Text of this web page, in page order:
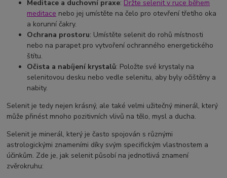
Meditace a duchovní praxe: Držte selenit v ruce během
meditace nebo jej umístěte na čelo pro otevření třetího oka
a korunní čakry.
Ochrana prostoru: Umístěte selenit do rohů místnosti
nebo na parapet pro vytvoření ochranného energetického
štítu.
Očista a nabíjení krystalů: Položte své krystaly na
selenitovou desku nebo vedle selenitu, aby byly očištěny a
nabity.
Selenit je tedy nejen krásný, ale také velmi užitečný minerál, který
může přinést mnoho pozitivních vlivů na tělo, mysl a ducha.
Selenit je minerál, který je často spojován s různými
astrologickými znameními díky svým specifickým vlastnostem a
účinkům. Zde je, jak selenit působí na jednotlivá znamení
zvěrokruhu: